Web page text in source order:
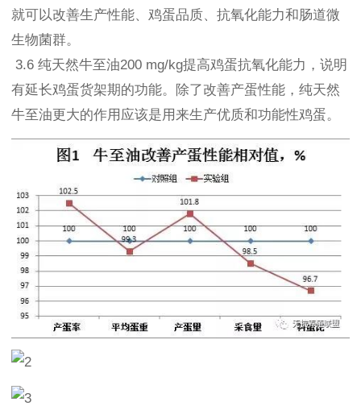
就可以改善生产性能、鸡蛋品质、抗氧化能力和肠道微
生物菌群。
3.6 纯天然牛至油200 mg/kg提高鸡蛋抗氧化能力，说明
有延长鸡蛋货架期的功能。除了改善产蛋性能，纯天然
牛至油更大的作用应该是用来生产优质和功能性鸡蛋。